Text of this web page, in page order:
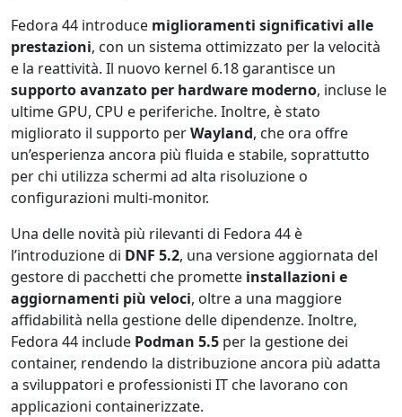
Fedora 44 introduce miglioramenti significativi alle
prestazioni, con un sistema ottimizzato per la velocità
e la reattività. Il nuovo kernel 6.18 garantisce un
supporto avanzato per hardware moderno, incluse le
ultime GPU, CPU e periferiche. Inoltre, è stato
migliorato il supporto perWayland, che ora offre
un’esperienza ancora più fluida e stabile, soprattutto
per chi utilizza schermi ad alta risoluzione o
configurazioni multi-monitor.
Una delle novità più rilevanti di Fedora 44 è
l’introduzione di DNF 5.2, una versione aggiornata del
gestore di pacchetti che promette installazioni e
aggiornamenti più veloci, oltre a una maggiore
affidabilità nella gestione delle dipendenze. Inoltre,
Fedora 44 include Podman 5.5 per la gestione dei
container, rendendo la distribuzione ancora più adatta
a sviluppatori e professionisti IT che lavorano con
applicazioni containerizzate.